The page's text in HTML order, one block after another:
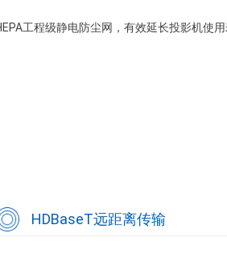
工程级静电防尘网，有效延长投影机使
HDBaseT远距离传输